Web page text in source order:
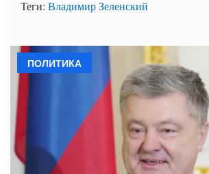
Теги: Владимир Зеленский
ПОЛИТИКА